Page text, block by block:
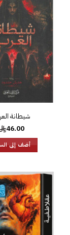
شيطانة
46.00
أضف إلى